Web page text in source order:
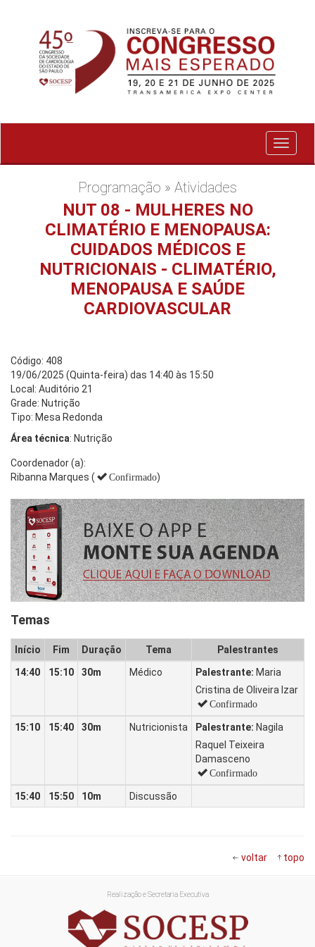
Exibir
menu
Programação » Atividades
NUT 08 - MULHERES NO
CLIMATÉRIO E MENOPAUSA:
CUIDADOS MÉDICOS E
NUTRICIONAIS - CLIMATÉRIO,
MENOPAUSA E SAÚDE
CARDIOVASCULAR
Código: 408
19/06/2025 (Quinta-feira) das 14:40 às 15:50
Local: Auditório 21
Grade: Nutrição
Tipo: Mesa Redonda
Área técnica: Nutrição
Coordenador (a):
Ribanna Marques (
Confirmado)
Temas
Início Fim Duração Tema
Palestrantes
14:40
15:10 30m Médico Palestrante: Maria
Cristina de Oliveira Izar
Confirmado
15:10 15:40 30m Nutricionista Palestrante: Nagila
Raquel Teixeira
Damasceno
Confirmado
15:40 15:50 10m Discussão
voltar topo
Realização e Secretaria Executiva